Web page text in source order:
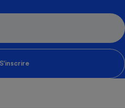
S'inscrire